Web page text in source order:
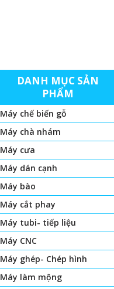
DANH MỤC SẢN
PHẨM
Máy chế biến gỗ
Máy chà nhám
Máy cưa
Máy dán cạnh
Máy bào
Máy cắt phay
Máy tubi- tiếp liệu
Máy CNC
Máy ghép- Chép hình
Máy làm mộng